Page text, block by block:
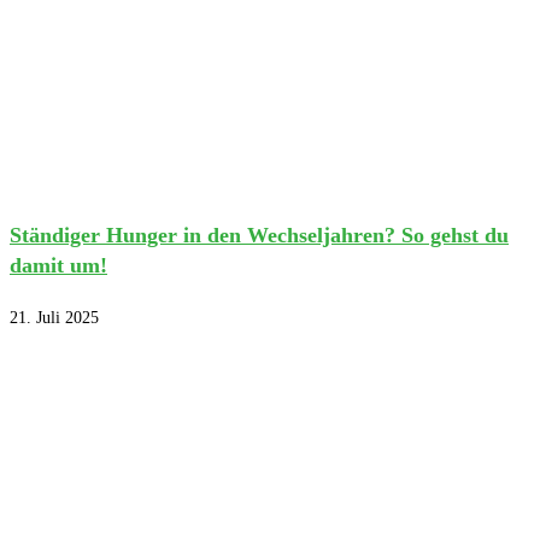
Ständiger Hunger in den Wechseljahren? So gehst du
damit um!
21. Juli 2025